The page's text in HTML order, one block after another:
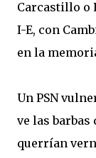
Carcastillo o
I-E, con
en la
Un PSN
ve las
querrían